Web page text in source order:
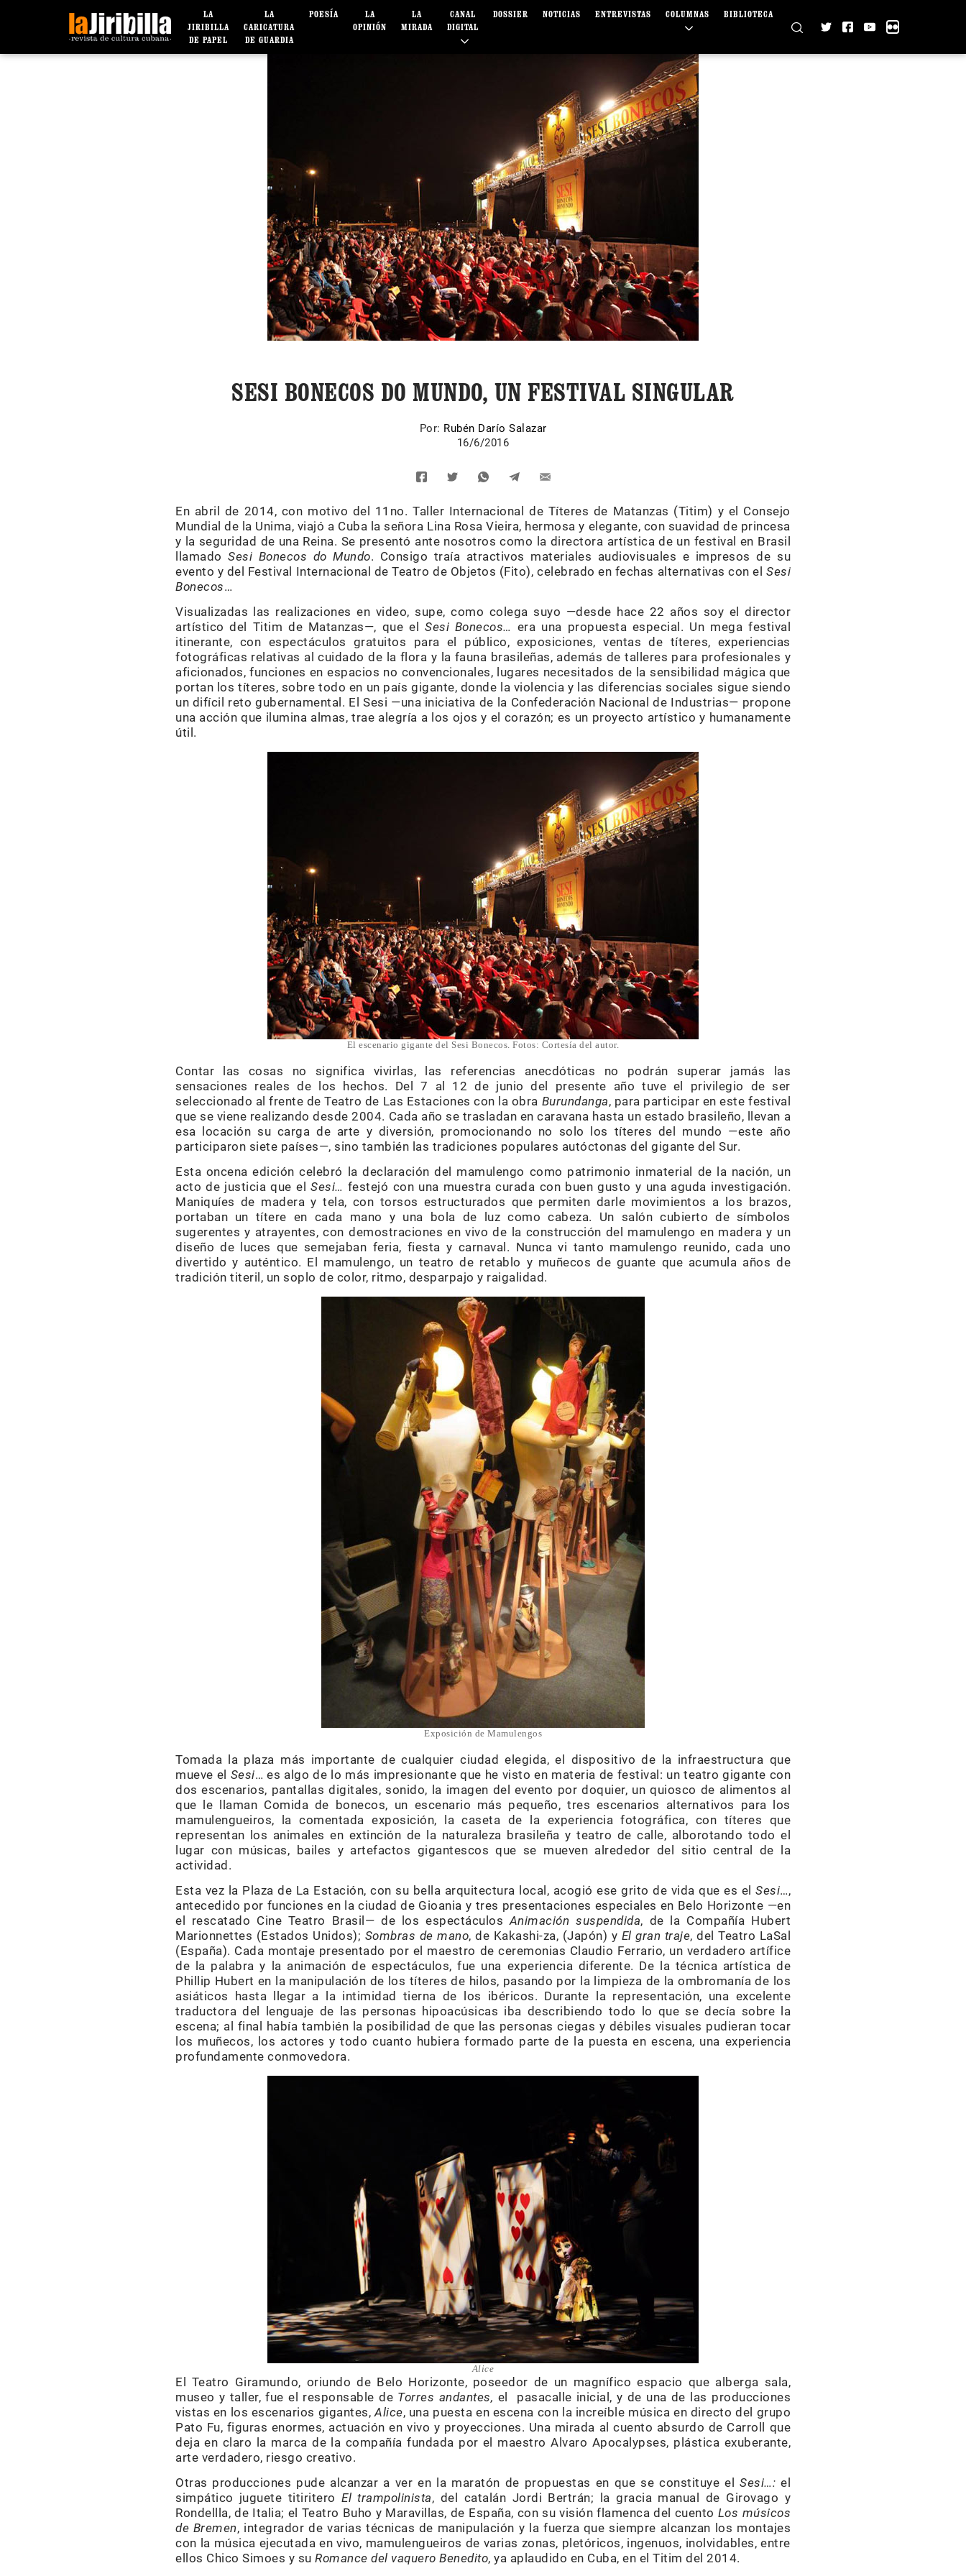
LA
JIRIBILLA
DE PAPEL
LA
CARICATURA
DE GUARDIA
POESÍA
LA
OPINIÓN
LA
MIRADA
CANAL
DIGITAL
DOSSIER NOTICIAS ENTREVISTAS COLUMNAS BIBLIOTECA
SESI BONECOS DO MUNDO, UN FESTIVAL SINGULAR
Por: Rubén Darío Salazar
16/6/2016
En abril de 2014, con motivo del 11no. Taller Internacional de Títeres de Matanzas (Titim) y el Consejo
Mundial de la Unima, viajó a Cuba la señora Lina Rosa Vieira, hermosa y elegante, con suavidad de princesa
y la seguridad de una Reina. Se presentó ante nosotros como la directora artística de un festival en Brasil
llamadoSesi Bonecos do Mundo. Consigo traía atractivos materiales audiovisuales e impresos de su
evento y del Festival Internacional de Teatro de Objetos (Fito), celebrado en fechas alternativas con el Sesi
Bonecos…
Visualizadas las realizaciones en video, supe, como colega suyo —desde hace 22 años soy el director
artístico del Titim de Matanzas—, que elSesi Bonecos… era una propuesta especial. Un mega festival
itinerante, con espectáculos gratuitos para el público, exposiciones, ventas de títeres, experiencias
fotográficas relativas al cuidado de la flora y la fauna brasileñas, además de talleres para profesionales y
aficionados, funciones en espacios no convencionales, lugares necesitados de la sensibilidad mágica que
portan los títeres, sobre todo en un país gigante, donde la violencia y las diferencias sociales sigue siendo
un difícil reto gubernamental. El Sesi —una iniciativa de la Confederación Nacional de Industrias— propone
una acción que ilumina almas, trae alegría a los ojos y el corazón; es un proyecto artístico y humanamente
útil.
El escenario gigante del Sesi Bonecos. Fotos: Cortesía del autor.
Contar las cosas no significa vivirlas, las referencias anecdóticas no podrán superar jamás las
sensaciones reales de los hechos. Del 7 al 12 de junio del presente año tuve el privilegio de ser
seleccionado al frente de Teatro de Las Estaciones con la obra Burundanga, para participar en este festival
que se viene realizando desde 2004. Cada año se trasladan en caravana hasta un estado brasileño, llevan a
esa locación su carga de arte y diversión, promocionando no solo los títeres del mundo —este año
participaron siete países—, sino también las tradiciones populares autóctonas del gigante del Sur.
Esta oncena edición celebró la declaración del mamulengo como patrimonio inmaterial de la nación, un
acto de justicia que elSesi… festejó con una muestra curada con buen gusto y una aguda investigación.
Maniquíes de madera y tela, con torsos estructurados que permiten darle movimientos a los brazos,
portaban un títere en cada mano y una bola de luz como cabeza. Un salón cubierto de símbolos
sugerentes y atrayentes, con demostraciones en vivo de la construcción del mamulengo en madera y un
diseño de luces que semejaban feria, fiesta y carnaval. Nunca vi tanto mamulengo reunido, cada uno
divertido y auténtico. El mamulengo, un teatro de retablo y muñecos de guante que acumula años de
tradición titeril, un soplo de color, ritmo, desparpajo y raigalidad.
Exposición de Mamulengos
Tomada la plaza más importante de cualquier ciudad elegida, el dispositivo de la infraestructura que
mueve el Sesi… es algo de lo más impresionante que he visto en materia de festival: un teatro gigante con
dos escenarios, pantallas digitales, sonido, la imagen del evento por doquier, un quiosco de alimentos al
que le llaman Comida de bonecos, un escenario más pequeño, tres escenarios alternativos para los
mamulengueiros, la comentada exposición, la caseta de la experiencia fotográfica, con títeres que
representan los animales en extinción de la naturaleza brasileña y teatro de calle, alborotando todo el
lugar con músicas, bailes y artefactos gigantescos que se mueven alrededor del sitio central de la
actividad.
Esta vez la Plaza de La Estación, con su bella arquitectura local, acogió ese grito de vida que es el Sesi…,
antecedido por funciones en la ciudad de Gioania y tres presentaciones especiales en Belo Horizonte —en
el rescatado Cine Teatro Brasil— de los espectáculosAnimación suspendida, de la Compañía Hubert
Marionnettes (Estados Unidos); Sombras de mano, de Kakashi-za, (Japón) y El gran traje, del Teatro LaSal
(España). Cada montaje presentado por el maestro de ceremonias Claudio Ferrario, un verdadero artífice
de la palabra y la animación de espectáculos, fue una experiencia diferente. De la técnica artística de
Phillip Hubert en la manipulación de los títeres de hilos, pasando por la limpieza de la ombromanía de los
asiáticos hasta llegar a la intimidad tierna de los ibéricos. Durante la representación, una excelente
traductora del lenguaje de las personas hipoacúsicas iba describiendo todo lo que se decía sobre la
escena; al final había también la posibilidad de que las personas ciegas y débiles visuales pudieran tocar
los muñecos, los actores y todo cuanto hubiera formado parte de la puesta en escena, una experiencia
profundamente conmovedora.
Alice
El Teatro Giramundo, oriundo de Belo Horizonte, poseedor de un magnífico espacio que alberga sala,
museo y taller, fue el responsable de Torres andantes, el pasacalle inicial, y de una de las producciones
vistas en los escenarios gigantes,Alice, una puesta en escena con la increíble música en directo del grupo
Pato Fu, figuras enormes, actuación en vivo y proyecciones. Una mirada al cuento absurdo de Carroll que
deja en claro la marca de la compañía fundada por el maestro Alvaro Apocalypses, plástica exuberante,
arte verdadero, riesgo creativo.
Otras producciones pude alcanzar a ver en la maratón de propuestas en que se constituye elSesi…: el
simpático juguete titiriteroEl trampolinista, del catalán Jordi Bertrán; la gracia manual de Girovago y
Rondellla, de Italia; el Teatro Buho y Maravillas, de España, con su visión flamenca del cuento Los músicos
de Bremen, integrador de varias técnicas de manipulación y la fuerza que siempre alcanzan los montajes
con la música ejecutada en vivo, mamulengueiros de varias zonas, pletóricos, ingenuos, inolvidables, entre
ellos Chico Simoes y su Romance del vaquero Benedito, ya aplaudido en Cuba, en el Titim del 2014.